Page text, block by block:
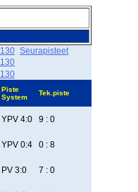
130 Seurapisteet
130
130
Piste
System
Tek.piste
YPV 4:0 9 : 0
YPV 0:4 0 : 8
PV 3:0 7 : 0